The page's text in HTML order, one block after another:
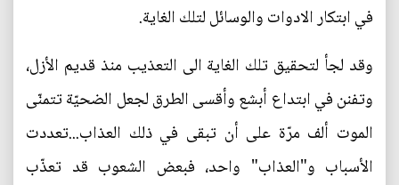
في ابتكار الادوات والوسائل لتلك الغاية.
وقد لجأ لتحقيق تلك الغاية الى التعذيب منذ قديم الأزل،
وتفنن في ابتداع أبشع وأقسى الطرق لجعل الضحيّة تتمنّى
الموت ألف مرّة على أن تبقى في ذلك العذاب...تعددت
الأسباب و"العذاب" واحد، فبعض الشعوب قد تعذّب